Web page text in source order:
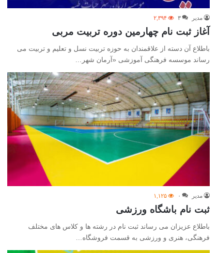
مدیر ۳ ۲,۳۹۴
آغاز ثبت نام چهارمین دوره تربیت مربی
باطلاع آن دسته از علاقمندان به حوزه تربیت نسل و تعلیم و تربیت می
رساند موسسه فرهنگی آموزشی «آرمان شهر…
مدیر ۰ ۱,۱۲۵
ثبت نام باشگاه ورزشی
باطلاع عزیزان می رساند ثبت نام در رشته ها و کلاس های مختلف
فرهنگی، هنری و ورزشی به قسمت فروشگاه…